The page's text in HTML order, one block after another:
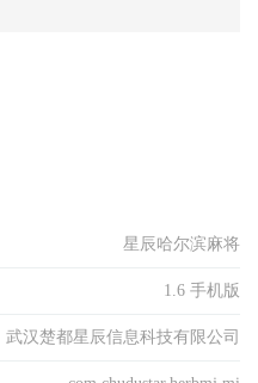
星辰哈尔滨麻将
1.6 手机版
武汉楚都星辰信息科技有限公司